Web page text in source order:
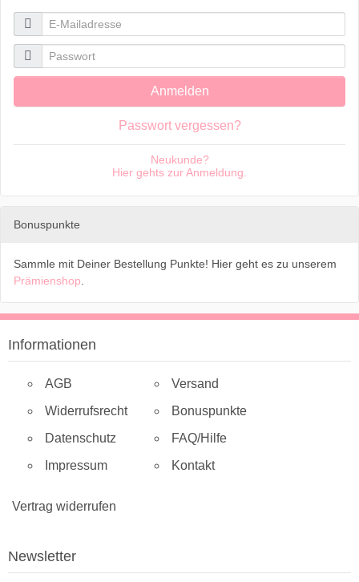
 E-Mailadresse
 Passwort
Anmelden
Passwort vergessen?
Neukunde?
Hier gehts zur Anmeldung.
Bonuspunkte
Sammle mit Deiner Bestellung Punkte! Hier geht es zu unserem
Prämienshop.
Informationen
AGB
Widerrufsrecht
Datenschutz
Impressum
Versand
Bonuspunkte
FAQ/Hilfe
Kontakt
Vertrag widerrufen
Newsletter